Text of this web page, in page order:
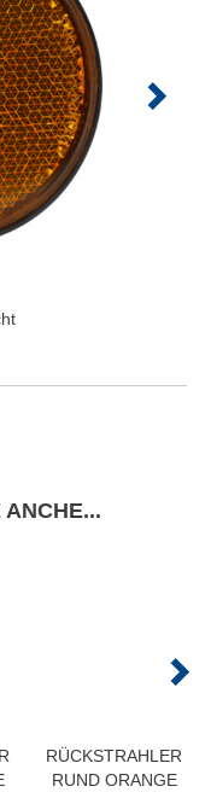
RÜCKSTRAHLER
RUND ORANGE